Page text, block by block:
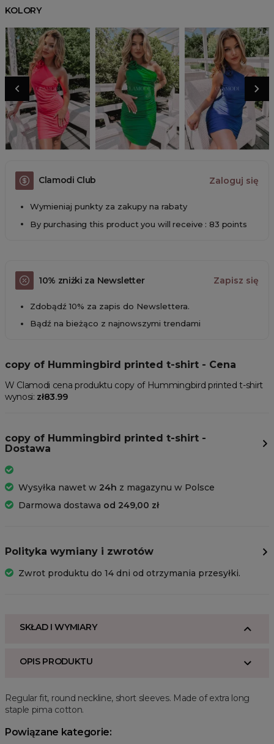
KOLORY
Clamodi Club Zaloguj się
Wymieniaj punkty za zakupy na rabaty
By purchasing this product you will receive : 83 points
10% zniżki za Newsletter Zapisz się
Zdobądź 10% za zapis do Newslettera.
Bądź na bieżąco z najnowszymi trendami
copy of Hummingbird printed t-shirt - Cena
W Clamodi cena produktu copy of Hummingbird printed t-shirt
wynosi: zł83.99
copy of Hummingbird printed t-shirt -
Dostawa
Wysyłka nawet w 24h z magazynu w Polsce
Darmowa dostawa od 249,00 zł
Polityka wymiany i zwrotów
Zwrot produktu do 14 dni od otrzymania przesyłki.
SKŁAD I WYMIARY
OPIS PRODUKTU
Regular fit, round neckline, short sleeves. Made of extra long
staple pima cotton.
Powiązane kategorie: